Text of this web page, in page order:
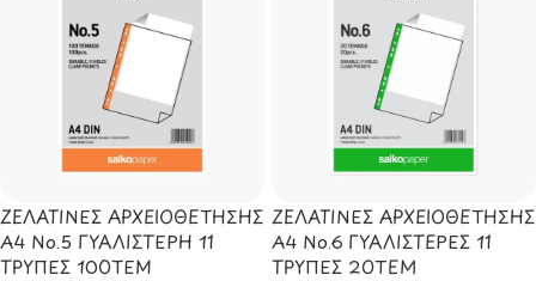
ΖΕΛΑΤΙΝΕΣ ΑΡΧΕΙΟΘΕΤΗΣΗΣ
Α4 Νο.5 ΓΥΑΛΙΣΤΕΡΗ 11
ΤΡΥΠΕΣ 100ΤΕΜ
ΖΕΛΑΤΙΝΕΣ ΑΡΧΕΙΟΘΕΤΗΣΗΣ
Α4 Νο.6 ΓΥΑΛΙΣΤΕΡΕΣ 11
ΤΡΥΠΕΣ 20TEM